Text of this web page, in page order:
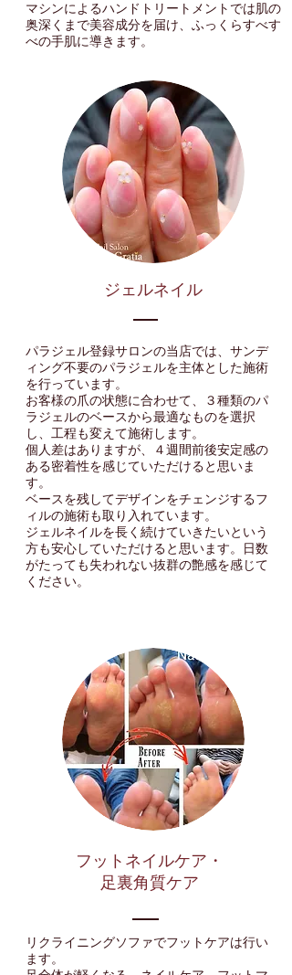
マシンによるハンドトリートメントでは肌の
奥深くまで美容成分を届け、ふっくらすべす
べの手肌に導きます。
​ジェルネイル
​パラジェル登録サロンの当店では、サンデ
ィング不要のパラジェルを主体とした施術
を行っています。
お客様の爪の状態に合わせて、３種類のパ
ラジェルのベースから最適なものを選択
し、工程も変えて施術します。
個人差はありますが、４週間前後安定感の
ある密着性を感じていただけると思いま
す。
ベースを残してデザインをチェンジするフ
ィルの施術も取り入れています。
ジェルネイルを長く続けていきたいという
方も安心していただけると思います。日数
がたっても失われない抜群の艶感を感じて
ください。
フットネイルケア・
足裏角質ケア
リクライニングソファでフットケアは行い
ます。